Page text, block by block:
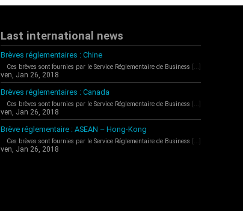
Last international news
Brèves réglementaires : Chine
Ces brèves sont fournies par le Service Réglementaire de Business [...]
ven, Jan 26, 2018
Brèves réglementaires : Canada
Ces brèves sont fournies par le Service Réglementaire de Business [...]
ven, Jan 26, 2018
Brève réglementaire : ASEAN – Hong-Kong
Ces brèves sont fournies par le Service Réglementaire de Business [...]
ven, Jan 26, 2018